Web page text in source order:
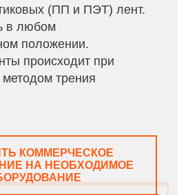
(ПП и ПЭТ) лент.
в любом
положении.
происходит при
трения
КОММЕРЧЕСКОЕ
НА НЕОБХОДИМОЕ